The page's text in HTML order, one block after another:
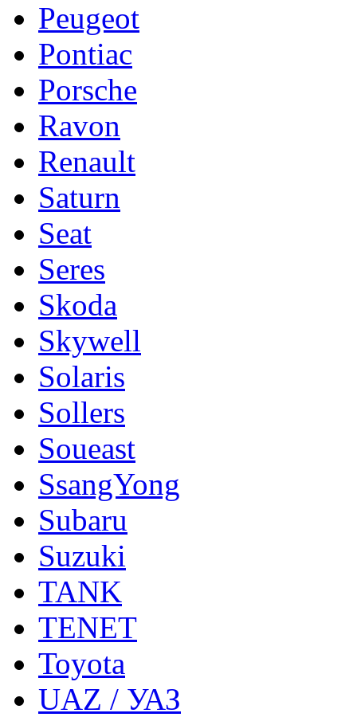
Peugeot
Pontiac
Porsche
Ravon
Renault
Saturn
Seat
Seres
Skoda
Skywell
Solaris
Sollers
Soueast
SsangYong
Subaru
Suzuki
TANK
TENET
Toyota
UAZ / УАЗ